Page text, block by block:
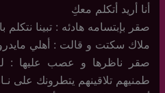
أنا أريد أتكلم معكِ
صقر بإبتسامه هادئه : تبينا نتكلم
ملاك سكتت و قالت : أهلي
صقر ناظرها و عصب عليها :
طمنيهم تلاقينهم يتطرونك على